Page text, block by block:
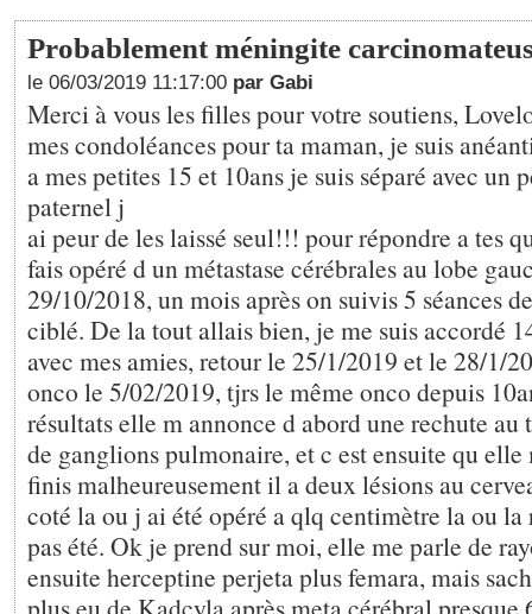
Probablement méningite
le 06/03/2019 11:17:00 par Gabi
Merci à vous les filles pour votre soutiens,
mes condoléances pour ta maman, je suis
a mes petites 15 et 10ans je suis séparé avec un
paternel j
ai peur de les laissé seul!!! pour répondre a tes
fais opéré d un métastase cérébrales au lobe
29/10/2018, un mois après on suivis 5 séances
ciblé. De la tout allais bien, je me suis accordé
avec mes amies, retour le 25/1/2019 et le 28/1/
onco le 5/02/2019, tjrs le même onco depuis
résultats elle m annonce d abord une rechute au
de ganglions pulmonaire, et c est ensuite qu elle
finis malheureusement il a deux lésions au
coté la ou j ai été opéré a qlq centimètre la ou
pas été. Ok je prend sur moi, elle me parle de
ensuite herceptine perjeta plus femara, mais